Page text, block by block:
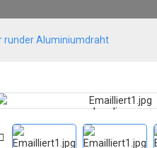
runder Aluminiumdraht
Loading...
Loading...